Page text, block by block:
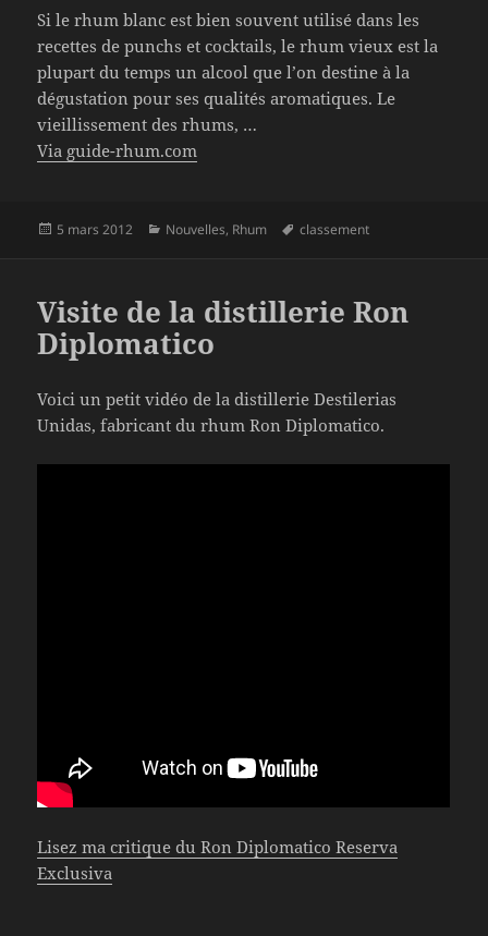
Si le rhum blanc est bien souvent utilisé dans les
recettes de punchs et cocktails, le rhum vieux est la
plupart du temps un alcool que l’on destine à la
dégustation pour ses qualités aromatiques. Le
vieillissement des rhums, …
Via guide-rhum.com
Publié
5 mars 2012 Catégories
Nouvelles, Rhum
Mots-
classement
Visite de la distillerie Ron
Diplomatico
Voici un petit vidéo de la distillerie Destilerias
Unidas, fabricant du rhum Ron Diplomatico.
Lisez ma critique du Ron Diplomatico Reserva
Exclusiva